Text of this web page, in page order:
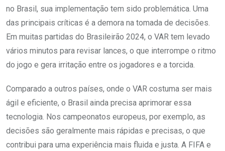
no Brasil, sua implementação tem sido problemática. Uma
das principais críticas é a demora na tomada de decisões.
Em muitas partidas do Brasileirão 2024, o VAR tem levado
vários minutos para revisar lances, o que interrompe o ritmo
do jogo e gera irritação entre os jogadores e a torcida.​
Comparado a outros países, onde o VAR costuma ser mais
ágil e eficiente, o Brasil ainda precisa aprimorar essa
tecnologia. Nos campeonatos europeus, por exemplo, as
decisões são geralmente mais rápidas e precisas, o que
contribui para uma experiência mais fluida e justa. A FIFA e